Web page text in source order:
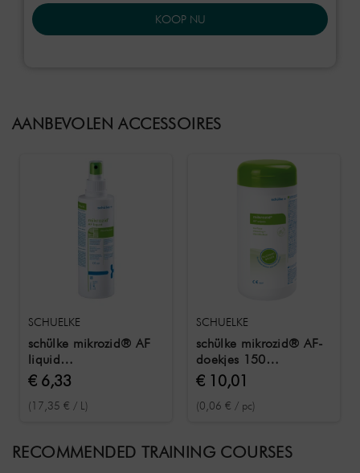
KOOP NU
AANBEVOLEN ACCESSOIRES
SCHUELKE
schülke mikrozid® AF
liquid
oppervlakteontsmettingsmiddel
250 ml
€ 6,33
(17,35 € / L)
SCHUELKE
schülke mikrozid® AF-
doekjes 150
desinfectiedoekjes in
een blikje
€ 10,01
(0,06 € / pc)
RECOMMENDED TRAINING COURSES